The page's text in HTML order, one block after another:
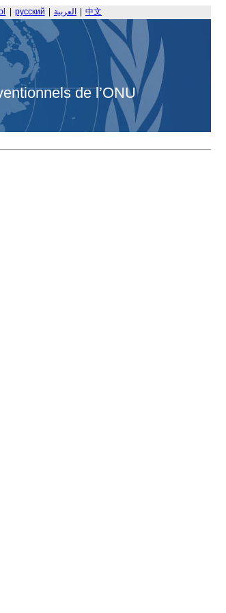
русский العربية 中文
de l’ONU